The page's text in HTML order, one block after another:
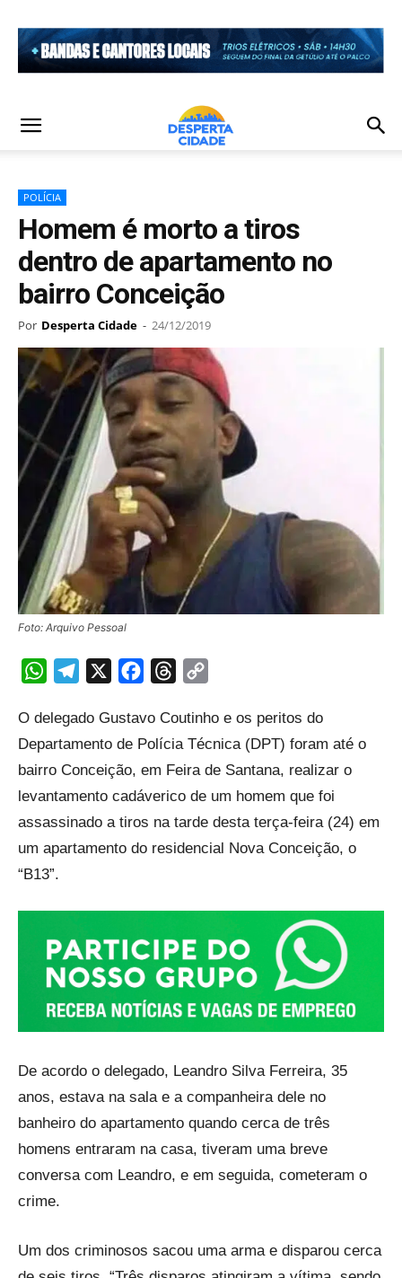
POLÍCIA
Homem é morto a tiros
dentro de apartamento no
bairro Conceição
Por Desperta Cidade - 24/12/2019
Foto: Arquivo Pessoal
WhatsAppTelegram FacebookThreads
O delegado Gustavo Coutinho e os peritos do
Departamento de Polícia Técnica (DPT) foram até o
bairro Conceição, em Feira de Santana, realizar o
levantamento cadáverico de um homem que foi
assassinado a tiros na tarde desta terça-feira (24) em
um apartamento do residencial Nova Conceição, o
“B13”.
De acordo o delegado, Leandro Silva Ferreira, 35
anos, estava na sala e a companheira dele no
banheiro do apartamento quando cerca de três
homens entraram na casa, tiveram uma breve
conversa com Leandro, e em seguida, cometeram o
crime.
Um dos criminosos sacou uma arma e disparou cerca